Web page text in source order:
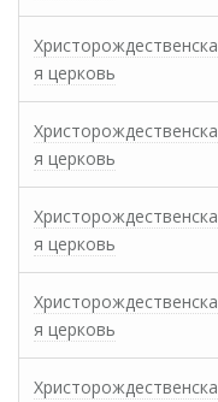
Христорождественска
я церковь
Христорождественска
я церковь
Христорождественска
я церковь
Христорождественска
я церковь
Христорождественска